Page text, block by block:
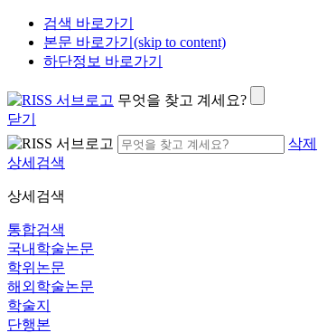
검색 바로가기
본문 바로가기(skip to content)
하단정보 바로가기
무엇을 찾고 계세요?
닫기
삭제
상세검색
상세검색
통합검색
국내학술논문
학위논문
해외학술논문
학술지
단행본